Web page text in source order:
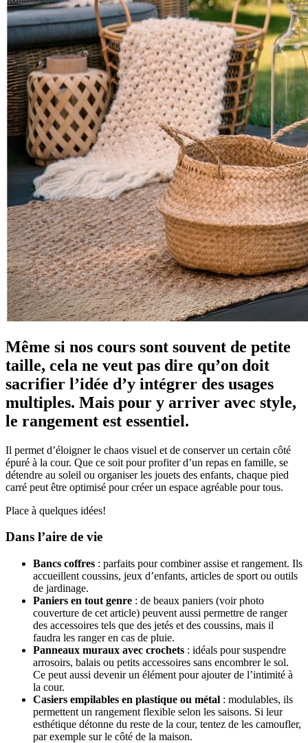
Même si nos cours sont souvent de petite
taille, cela ne veut pas dire qu’on doit
sacrifier l’idée d’y intégrer des usages
multiples. Mais pour y arriver avec style,
le rangement est essentiel.
Il permet d’éloigner le chaos visuel et de conserver un certain côté
épuré à la cour. Que ce soit pour profiter d’un repas en famille, se
détendre au soleil ou organiser les jouets des enfants, chaque pied
carré peut être optimisé pour créer un espace agréable pour tous.
Place à quelques idées!
Dans l’aire de vie
Bancs coffres : parfaits pour combiner assise et rangement. Ils
accueillent coussins, jeux d’enfants, articles de sport ou outils
de jardinage.
Paniers en tout genre : de beaux paniers (voir photo
couverture de cet article) peuvent aussi permettre de ranger
des accessoires tels que des jetés et des coussins, mais il
faudra les ranger en cas de pluie.
Panneaux muraux avec crochets : idéals pour suspendre
arrosoirs, balais ou petits accessoires sans encombrer le sol.
Ce peut aussi devenir un élément pour ajouter de l’intimité à
la cour.
Casiers empilables en plastique ou métal : modulables, ils
permettent un rangement flexible selon les saisons. Si leur
esthétique détonne du reste de la cour, tentez de les camoufler,
par exemple sur le côté de la maison.